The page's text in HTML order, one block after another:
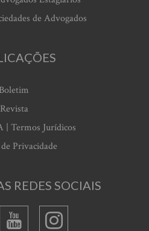
de Advogados
Boletim
Revista
| Termos Jurídicos
Privacidade
REDES SOCIAIS